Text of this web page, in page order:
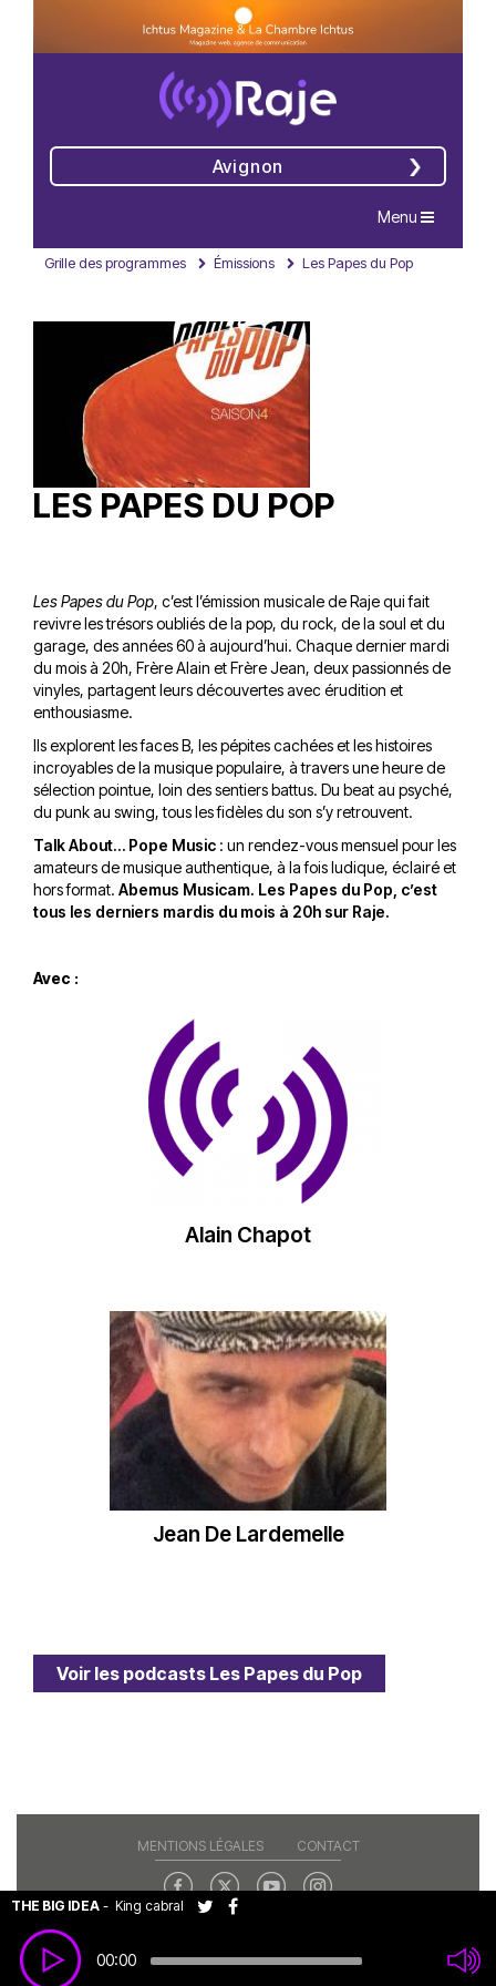
Avignon
Navigation
Menu
Grille des programmes Émissions Les Papes du Pop
LES PAPES DU POP
Les Papes du Pop, c’est l’émission musicale de Raje qui fait
revivre les trésors oubliés de la pop, du rock, de la soul et du
garage, des années 60 à aujourd’hui. Chaque dernier mardi
du mois à 20h, Frère Alain et Frère Jean, deux passionnés de
vinyles, partagent leurs découvertes avec érudition et
enthousiasme.
Ils explorent les faces B, les pépites cachées et les histoires
incroyables de la musique populaire, à travers une heure de
sélection pointue, loin des sentiers battus. Du beat au psyché,
du punk au swing, tous les fidèles du son s’y retrouvent.
Talk About… Pope Music : un rendez-vous mensuel pour les
amateurs de musique authentique, à la fois ludique, éclairé et
hors format. Abemus Musicam. Les Papes du Pop, c’est
tous les derniers mardis du mois à 20h sur Raje.
Avec :
Alain Chapot
Jean De Lardemelle
Voir les podcasts Les Papes du Pop
00:00
THE BIG IDEA - King cabral
MENTIONS LÉGALES CONTACT